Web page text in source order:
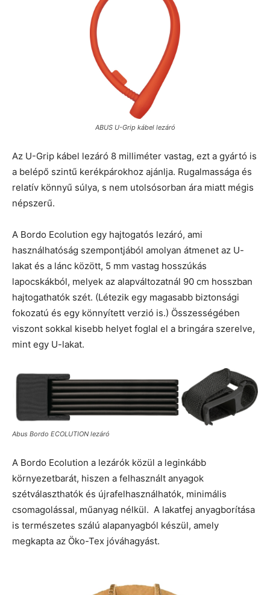
ABUS U-Grip kábel lezáró
Az U-Grip kábel lezáró 8 milliméter vastag, ezt a gyártó is
a belépő szintű kerékpárokhoz ajánlja. Rugalmassága és
relatív könnyű súlya, s nem utolsósorban ára miatt mégis
népszerű.
A Bordo Ecolution egy hajtogatós lezáró, ami
használhatóság szempontjából amolyan átmenet az U-
lakat és a lánc között, 5 mm vastag hosszúkás
lapocskákból, melyek az alapváltozatnál 90 cm hosszban
hajtogathatók szét. (Létezik egy magasabb biztonsági
fokozatú és egy könnyített verzió is.) Összességében
viszont sokkal kisebb helyet foglal el a bringára szerelve,
mint egy U-lakat.
Abus Bordo ECOLUTION lezáró
A Bordo Ecolution a lezárók közül a leginkább
környezetbarát, hiszen a felhasznált anyagok
szétválaszthatók és újrafelhasználhatók, minimális
csomagolással, műanyag nélkül. A lakatfej anyagborítása
is természetes szálú alapanyagból készül, amely
megkapta az Öko-Tex jóváhagyást.